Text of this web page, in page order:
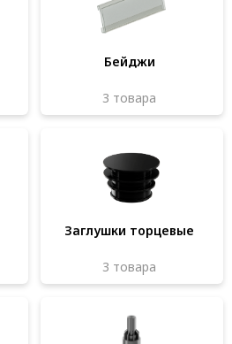
systems
назначения
профиль NEW!
обработки профиля
Бейджи
3 товара
Заглушки торцевые
3 товара